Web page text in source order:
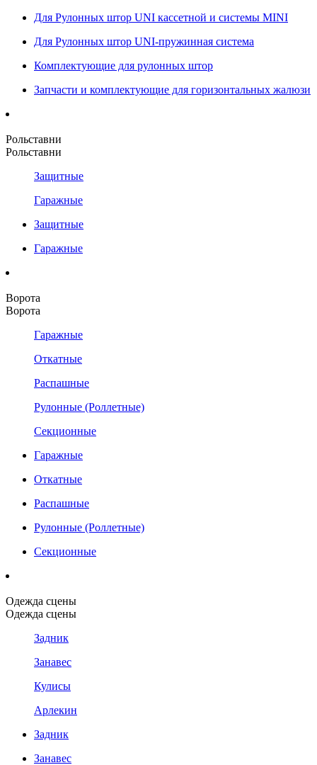
Для Рулонных штор UNI кассетной и системы MINI
Для Рулонных штор UNI-пружинная система
Комплектующие для рулонных штор
Запчасти и комплектующие для горизонтальных жалюзи
Рольставни
Рольставни
Защитные
Гаражные
Защитные
Гаражные
Ворота
Ворота
Гаражные
Откатные
Распашные
Рулонные (Роллетные)
Секционные
Гаражные
Откатные
Распашные
Рулонные (Роллетные)
Секционные
Одежда сцены
Одежда сцены
Задник
Занавес
Кулисы
Арлекин
Задник
Занавес